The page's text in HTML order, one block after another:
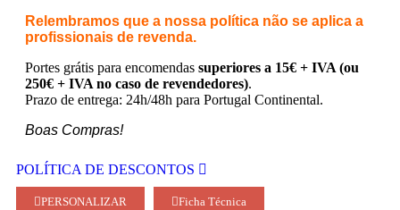
Relembramos que a nossa política não se aplica a
profissionais de revenda.
Portes grátis para encomendas superiores a 15€ + IVA (ou
250€ + IVA no caso de revendedores).
Prazo de entrega: 24h/48h para Portugal Continental.
Boas Compras!
POLÍTICA DE DESCONTOS
PERSONALIZAR Ficha Técnica